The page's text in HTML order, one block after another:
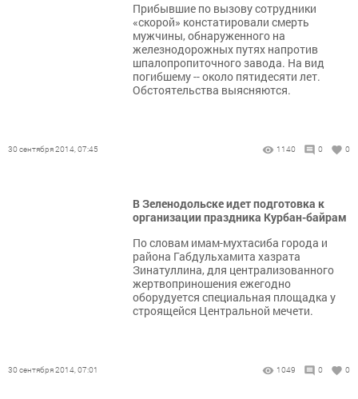
Прибывшие по вызову сотрудники
«скорой» констатировали смерть
мужчины, обнаруженного на
железнодорожных путях напротив
шпалопропиточного завода. На вид
погибшему -- около пятидесяти лет.
Обстоятельства выясняются.
30 сентября 2014, 07:45 1140 0 0
В Зеленодольске идет подготовка к
организации праздника Курбан-байрам
По словам имам-мухтасиба города и
района Габдульхамита хазрата
Зинатуллина, для централизованного
жертвоприношения ежегодно
оборудуется специальная площадка у
строящейся Центральной мечети.
30 сентября 2014, 07:01 1049 0 0